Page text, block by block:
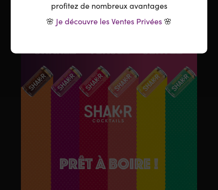
En stockprofitez de nombreux avantages
🌸 Je découvre les Ventes Privées 🌸